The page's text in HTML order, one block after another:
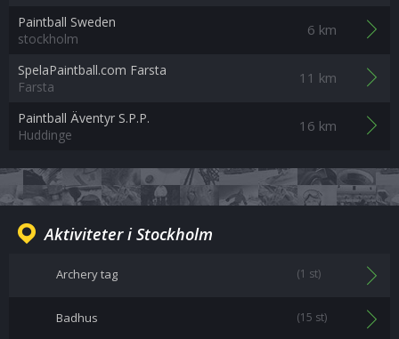
Paintball Sweden
stockholm
6 km
SpelaPaintball.com Farsta
Farsta
11 km
Paintball Äventyr S.P.P.
Huddinge
16 km
Aktiviteter i Stockholm
Archery tag (1 st)
Badhus (15 st)